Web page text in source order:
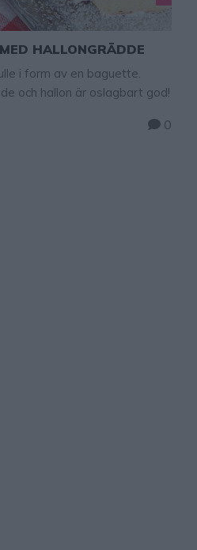
HALLONGRÄDDE
i form av en baguette.
och hallon är oslagbart god!
0